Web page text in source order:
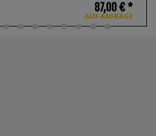
AUF ANFRAGE
87,00 € *